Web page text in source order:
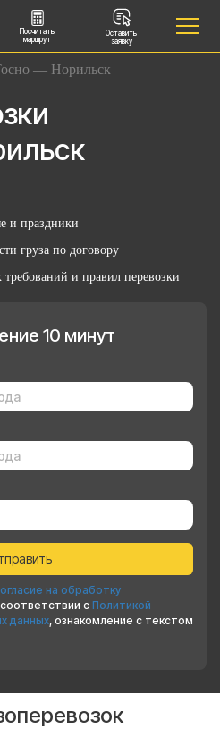
Посчитать
маршрут
Оставить
заявку
— Норильск
и праздники
груза по договору
требований и правил перевозки
10 минут
на обработку
соответствии с Политикой
данных, ознакомление с текстом